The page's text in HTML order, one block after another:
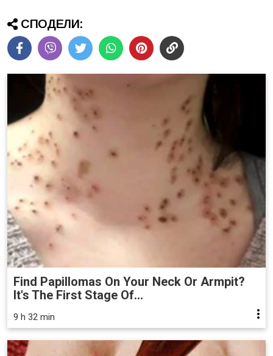
СПОДЕЛИ:
Find Papillomas On Your Neck Or Armpit?
It's The First Stage Of...
9 h 32 min